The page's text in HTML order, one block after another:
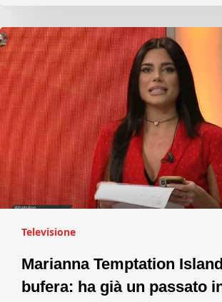
Televisione
Marianna Temptation
bufera: ha già un passato